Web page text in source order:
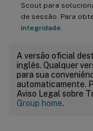
Scout para
de sessão. Para
integridade
A versão oficial
inglês. Qualquer
para sua
automaticamente.
Aviso Legal sobre
Group home.